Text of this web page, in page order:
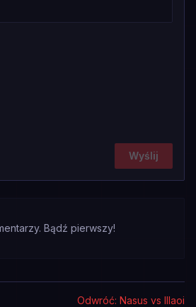
Wyślij
Bądź pierwszy!
Odwróć: Nasus vs Illaoi